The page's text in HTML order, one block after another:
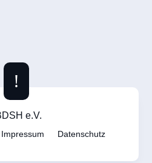
!
e.V.
Impressum Datenschutz